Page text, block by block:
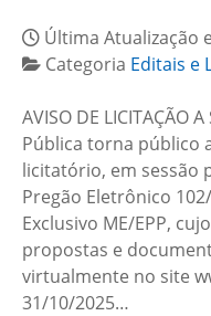
Última Atualização
Categoria Editais e
AVISO DE LICITAÇÃO
Pública torna público
licitatório, em sessão
Pregão Eletrônico
Exclusivo ME/EPP,
propostas e
virtualmente no site
31/10/2025…